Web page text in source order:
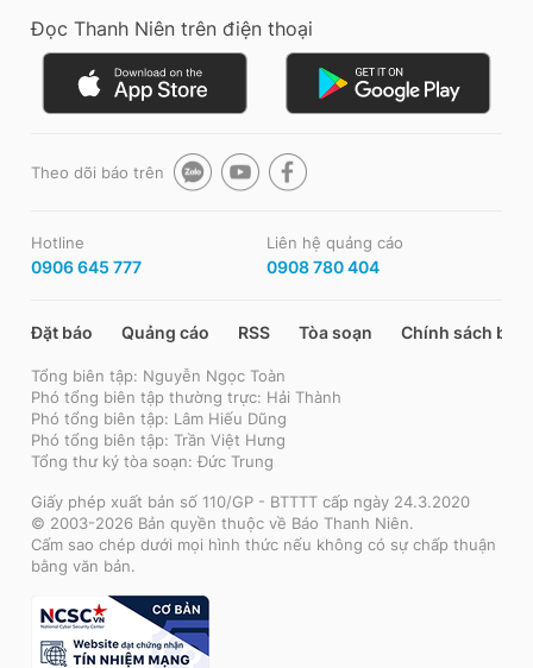
Đọc Thanh Niên trên điện thoại
Theo dõi báo trên
Hotline
0906 645 777
Liên hệ quảng cáo
0908 780 404
Đặt báo Quảng cáo RSS Tòa soạn Chính sách bảo
Tổng biên tập: Nguyễn Ngọc Toàn
Phó tổng biên tập thường trực: Hải Thành
Phó tổng biên tập: Lâm Hiếu Dũng
Phó tổng biên tập: Trần Việt Hưng
Tổng thư ký tòa soạn: Đức Trung
Giấy phép xuất bản số 110/GP - BTTTT cấp ngày 24.3.2020
© 2003-2026 Bản quyền thuộc về Báo Thanh Niên.
Cấm sao chép dưới mọi hình thức nếu không có sự chấp thuận
bằng văn bản.